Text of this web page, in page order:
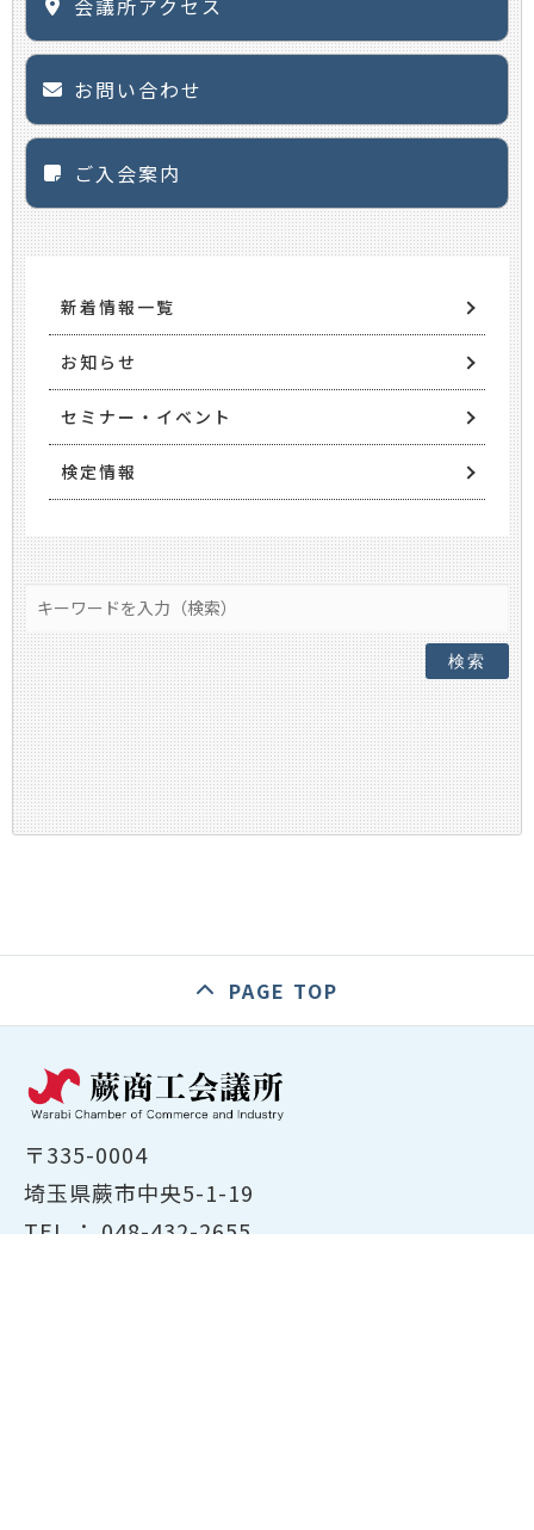
会議所アクセス
お問い合わせ
ご入会案内
新着情報一覧
お知らせ
セミナー・イベント
検定情報
検索
PAGE TOP
〒335-0004
埼玉県蕨市中央5-1-19
TEL ： 048-432-2655